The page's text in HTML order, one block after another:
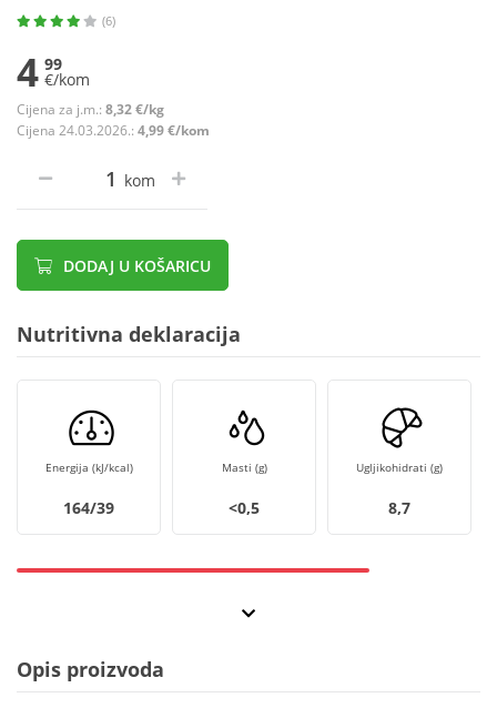
(6)
4 99
€/kom
Cijena za j.m.: 8,32 €/kg
Cijena 24.03.2026.: 4,99 €/kom
kom
DODAJ U KOŠARICU
Nutritivna deklaracija
Energija (kJ/kcal)
164/39
Masti (g)
<0,5
Ugljikohidrati (g)
8,7
Opis proizvoda